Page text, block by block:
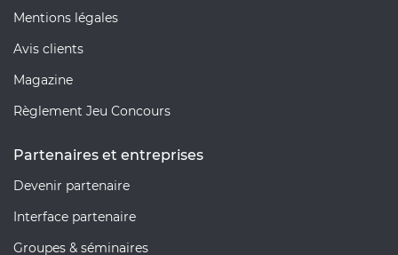
Mentions légales
Avis clients
Magazine
Règlement Jeu Concours
Partenaires et entreprises
Devenir partenaire
Interface partenaire
Groupes & séminaires